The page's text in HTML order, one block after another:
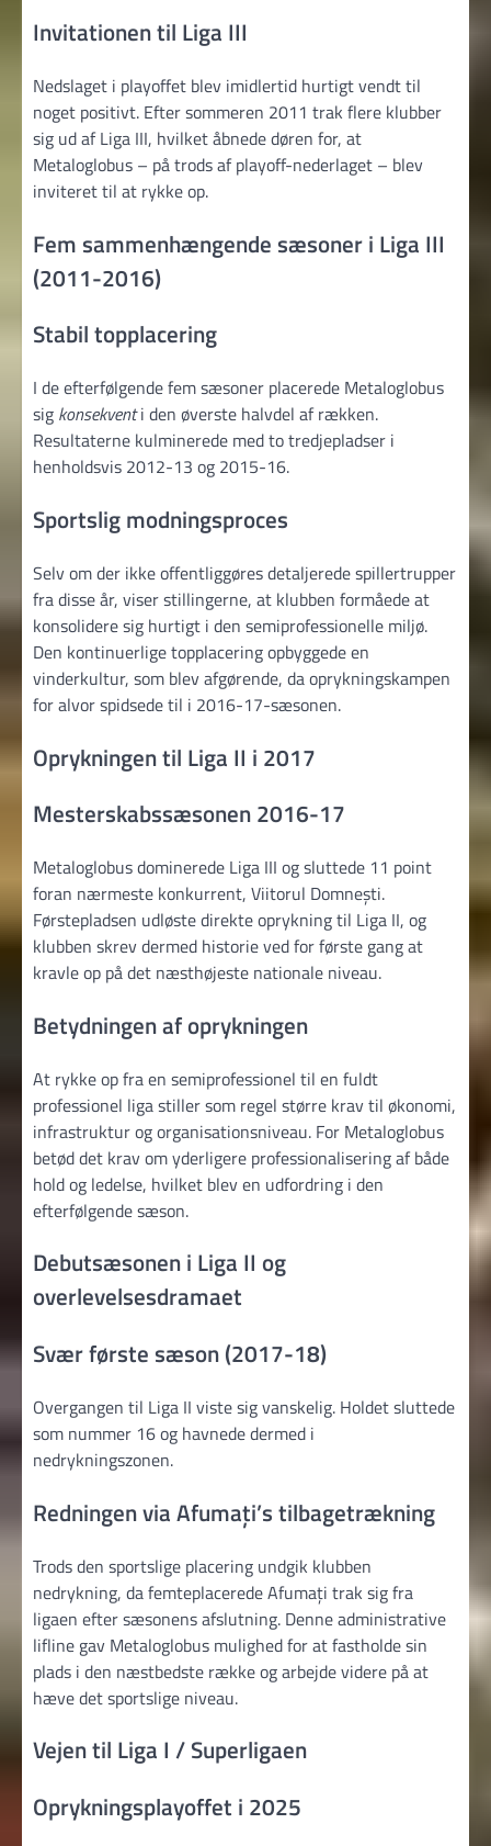
Invitationen til Liga III
Nedslaget i playoffet blev imidlertid hurtigt vendt til
noget positivt. Efter sommeren 2011 trak flere klubber
sig ud af Liga III, hvilket åbnede døren for, at
Metaloglobus – på trods af playoff-nederlaget – blev
inviteret til at rykke op.
Fem sammenhængende sæsoner i Liga III
(2011-2016)
Stabil topplacering
I de efterfølgende fem sæsoner placerede Metaloglobus
sig konsekventi den øverste halvdel af rækken.
Resultaterne kulminerede med to tredjepladser i
henholdsvis 2012-13 og 2015-16.
Sportslig modningsproces
Selv om der ikke offentliggøres detaljerede spillertrupper
fra disse år, viser stillingerne, at klubben formåede at
konsolidere sig hurtigt i den semiprofessionelle miljø.
Den kontinuerlige topplacering opbyggede en
vinderkultur, som blev afgørende, da oprykningskampen
for alvor spidsede til i 2016-17-sæsonen.
Oprykningen til Liga II i 2017
Mesterskabssæsonen 2016-17
Metaloglobus dominerede Liga III og sluttede 11 point
foran nærmeste konkurrent, Viitorul Domnești.
Førstepladsen udløste direkte oprykning til Liga II, og
klubben skrev dermed historie ved for første gang at
kravle op på det næsthøjeste nationale niveau.
Betydningen af oprykningen
At rykke op fra en semiprofessionel til en fuldt
professionel liga stiller som regel større krav til økonomi,
infrastruktur og organisationsniveau. For Metaloglobus
betød det krav om yderligere professionalisering af både
hold og ledelse, hvilket blev en udfordring i den
efterfølgende sæson.
Debutsæsonen i Liga II og
overlevelsesdramaet
Svær første sæson (2017-18)
Overgangen til Liga II viste sig vanskelig. Holdet sluttede
som nummer 16 og havnede dermed i
nedrykningszonen.
Redningen via Afumați’s tilbagetrækning
Trods den sportslige placering undgik klubben
nedrykning, da femteplacerede Afumați trak sig fra
ligaen efter sæsonens afslutning. Denne admini­strative
lifline gav Metaloglobus mulighed for at fastholde sin
plads i den næstbedste række og arbejde videre på at
hæve det sportslige niveau.
Vejen til Liga I / Superligaen
Oprykningsplayoffet i 2025